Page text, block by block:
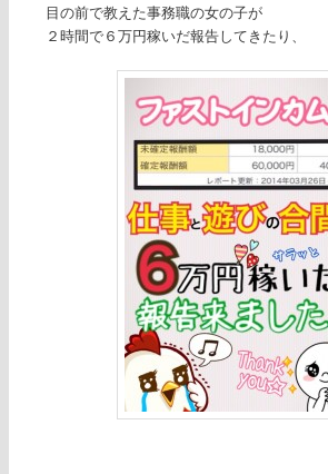
目の前で教えた事務職の女の子が
２時間で６万円稼いだ報告してきたり、